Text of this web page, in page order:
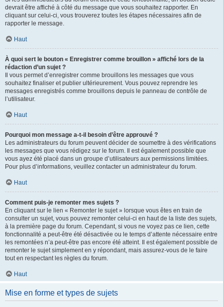
devrait être affiché à côté du message que vous souhaitez rapporter. En
cliquant sur celui-ci, vous trouverez toutes les étapes nécessaires afin de
rapporter le message.
Haut
À quoi sert le bouton « Enregistrer comme brouillon » affiché lors de la
rédaction d’un sujet ?
Il vous permet d’enregistrer comme brouillons les messages que vous
souhaitez finaliser et publier ultérieurement. Vous pouvez reprendre les
messages enregistrés comme brouillons depuis le panneau de contrôle de
l’utilisateur.
Haut
Pourquoi mon message a-t-il besoin d’être approuvé ?
Les administrateurs du forum peuvent décider de soumettre à des vérifications
les messages que vous rédigez sur le forum. Il est également possible que
vous ayez été placé dans un groupe d’utilisateurs aux permissions limitées.
Pour plus d’informations, veuillez contacter un administrateur du forum.
Haut
Comment puis-je remonter mes sujets ?
En cliquant sur le lien « Remonter le sujet » lorsque vous êtes en train de
consulter un sujet, vous pouvez remonter celui-ci en haut de la liste des sujets,
à la première page du forum. Cependant, si vous ne voyez pas ce lien, cette
fonctionnalité a peut-être été désactivée ou le temps d’attente nécessaire entre
les remontées n’a peut-être pas encore été atteint. Il est également possible de
remonter le sujet simplement en y répondant, mais assurez-vous de le faire
tout en respectant les règles du forum.
Haut
Mise en forme et types de sujets